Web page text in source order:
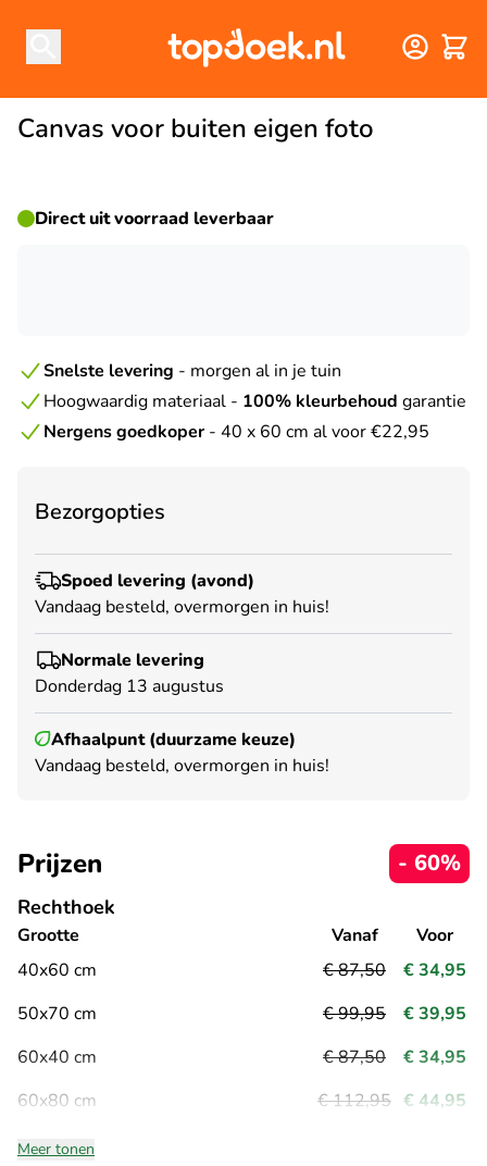
Canvas voor buiten eigen foto
Direct uit voorraad leverbaar
Snelste levering - morgen al in je tuin
Hoogwaardig materiaal - 100% kleurbehoud garantie
Nergens goedkoper- 40 x 60 cm al voor €22,95
Bezorgopties
Spoed levering (avond)
Vandaag besteld, overmorgen in huis!
Normale levering
Donderdag 13 augustus
Afhaalpunt (duurzame keuze)
Vandaag besteld, overmorgen in huis!
Prijzen - 60%
Rechthoek
Grootte
40x60 cm
50x70 cm
60x40 cm
60x80 cm
Vanaf
€ 87,50
€ 99,95
€ 87,50
€ 112,95
Voor
€ 34,95
€ 39,95
€ 34,95
€ 44,95
Meer tonen